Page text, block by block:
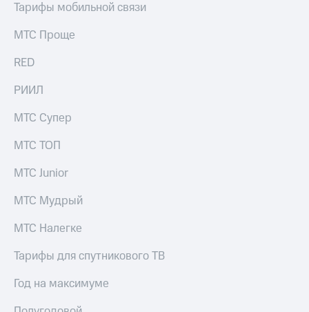
и не
и родителям
Здоровье
от МТС
Акции
Приложения
КИОН
КИОН
КИОН
МТС
Все
приложения
Инвестиции
Получайте
онлайн
Страхование
Покупка
онлайн
Тарифы мобильной связи
МТС Проще
RED
РИИЛ
МТС Супер
МТС ТОП
МТС Junior
МТС Мудрый
МТС Налегке
Тарифы для спутникового ТВ
Год на максимуме